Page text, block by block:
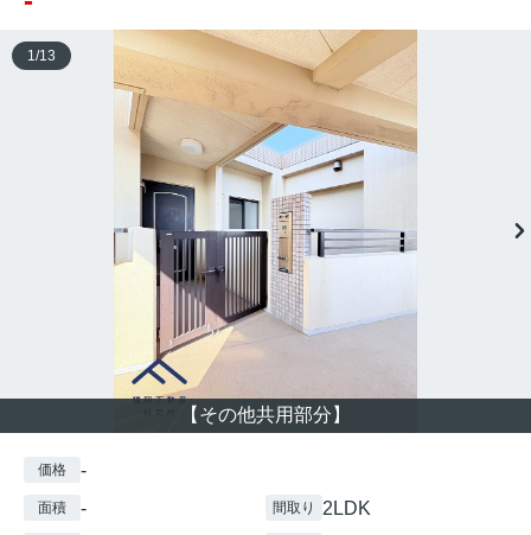
【その他共用部分】
1 /13
価格 -
面積 - 間取り 2LDK